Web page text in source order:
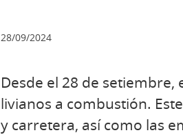
28/09/2024
Desde el 28 de
livianos a combustión.
y carretera, así como las